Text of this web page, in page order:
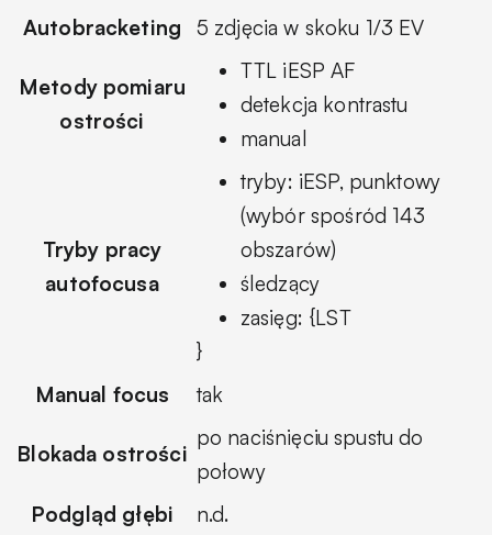
Autobracketing
5 zdjęcia w skoku 1/3 EV
Metody pomiaru
ostrości
TTL iESP AF
detekcja kontrastu
manual
Tryby pracy
autofocusa
tryby: iESP, punktowy
(wybór spośród 143
obszarów)
śledzący
zasięg: {LST
}
Manual focus
tak
Blokada ostrości
po naciśnięciu spustu do
połowy
Podgląd głębi
n.d.